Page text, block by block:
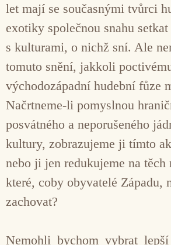
let mají se současnými tvůrci
exotiky společnou snahu
s kulturami, o nichž sní. Ale
tomuto snění, jakkoli
východozápadní hudební fůze
Načrtneme-li pomyslnou
posvátného a neporušeného
kultury, zobrazujeme ji tímto
nebo ji jen redukujeme na
které, coby obyvatelé Západu,
zachovat?
Nemohli bychom vybrat